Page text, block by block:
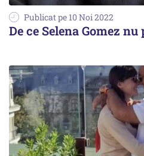
Publicat pe 10 Noi 2022
De ce Selena Gomez